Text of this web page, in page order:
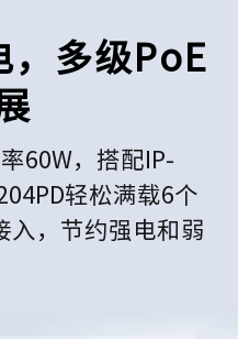
，多级PoE
60W，搭配IP-
轻松满载6个
入，节约强电和弱